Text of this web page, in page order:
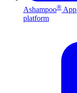
Ashampoo® App
platform